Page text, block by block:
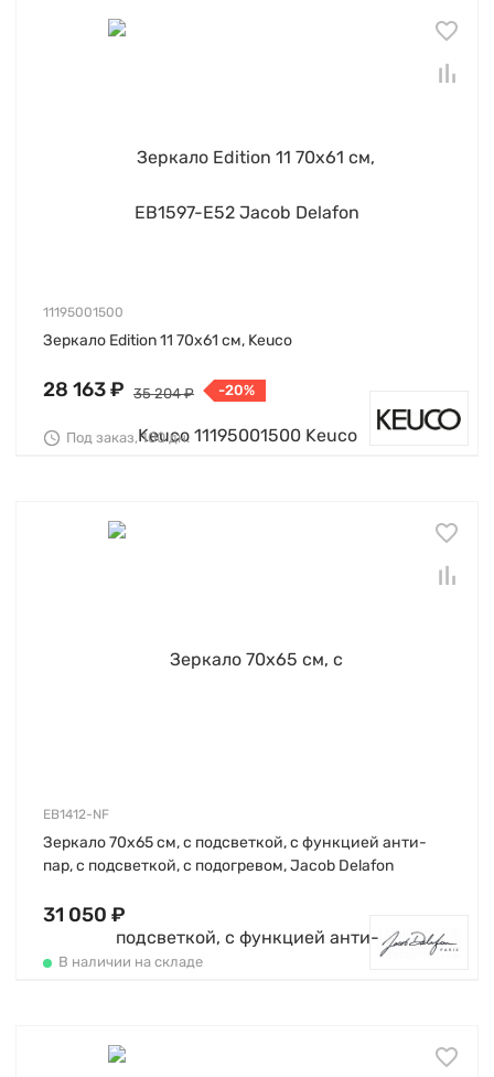
11195001500
Зеркало Edition 11 70х61 см, Keuco
28 163 ₽ 35 204 ₽ -20%
Под заказ, 100 дн.
EB1412-NF
Зеркало 70х65 см, с подсветкой, с функцией анти-
пар, с подсветкой, с подогревом, Jacob Delafon
31 050 ₽
В наличии на складе